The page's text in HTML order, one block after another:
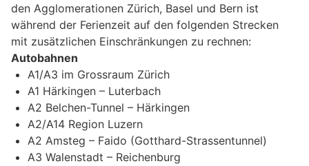
den Agglomerationen Zürich, Basel und Bern ist
während der Ferienzeit auf den folgenden Strecken
mit zusätzlichen Einschränkungen zu rechnen:
Autobahnen
A1/A3 im Grossraum Zürich
A1 Härkingen – Luterbach
A2 Belchen-Tunnel – Härkingen
A2/A14 Region Luzern
A2 Amsteg – Faido (Gotthard-Strassentunnel)
A3 Walenstadt – Reichenburg